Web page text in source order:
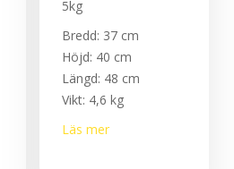
5kg
Bredd: 37 cm
Höjd: 40 cm
Längd: 48 cm
Vikt: 4,6 kg
Läs mer